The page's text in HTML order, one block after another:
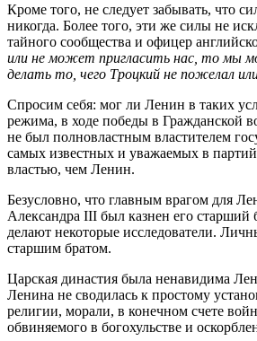
Кроме того, не следует забывать, что
никогда. Более того, эти же силы не
тайного сообщества и офицер
или не может пригласить нас, то мы
делать то, чего Троцкий не пожелал
Спросим себя: мог ли Ленин в таких
режима, в ходе победы в Гражданской
не был полновластным властителем
самых известных и уважаемых в
властью, чем Ленин.
Безусловно, что главным врагом для
Александра III был казнен его старший
делают некоторые исследователи.
старшим братом.
Царская династия была ненавидима
Ленина не сводилась к простому
религии, морали, в конечном счете
обвиняемого в богохульстве и